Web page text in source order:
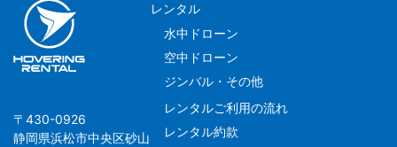
〒430-0926
静岡県浜松市中央区砂山
レンタル
水中ドローン
空中ドローン
ジンバル・その他
レンタルご利用の流れ
レンタル約款